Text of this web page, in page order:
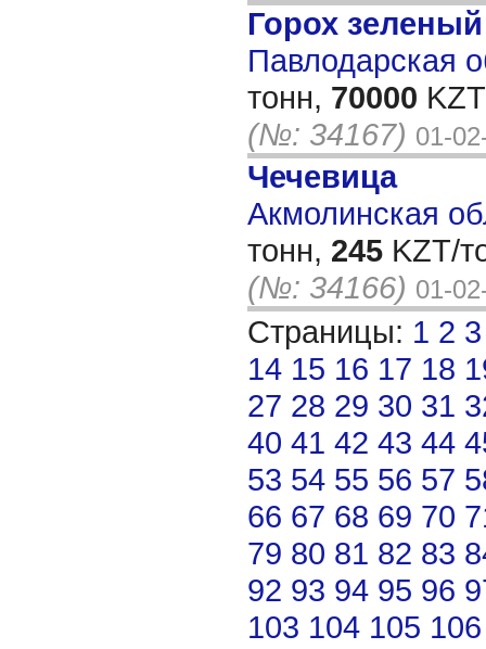
Горох зеленый
Павлодарская
тонн, 70000
(№: 34167) 01-
Чечевица
Акмолинская
тонн, 245 KZT/
(№: 34166) 01-
Страницы: 1 2 3
14 15 16 17 18
27 28 29 30 31
40 41 42 43 44
53 54 55 56 57
66 67 68 69 70
79 80 81 82 83
92 93 94 95 96
103 104 105 106